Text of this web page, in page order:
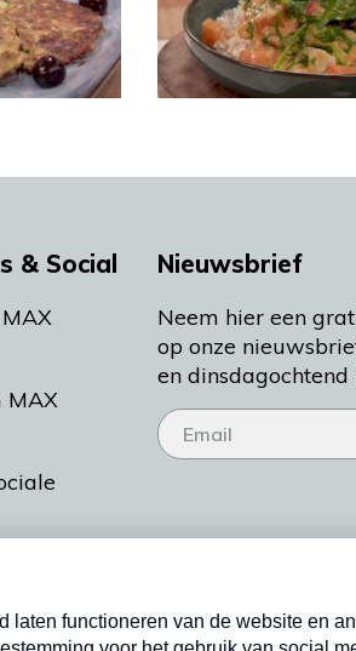
& Social
MAX
Nieuwsbrief
Neem hier een
op onze
en
Nieuwsbrief